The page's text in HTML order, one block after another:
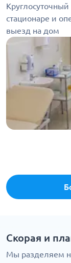
стационаре и
выезд на дом
Скорая и
Мы разделяем